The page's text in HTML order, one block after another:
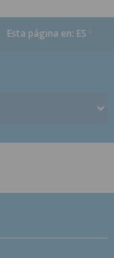
Esta página en: ES